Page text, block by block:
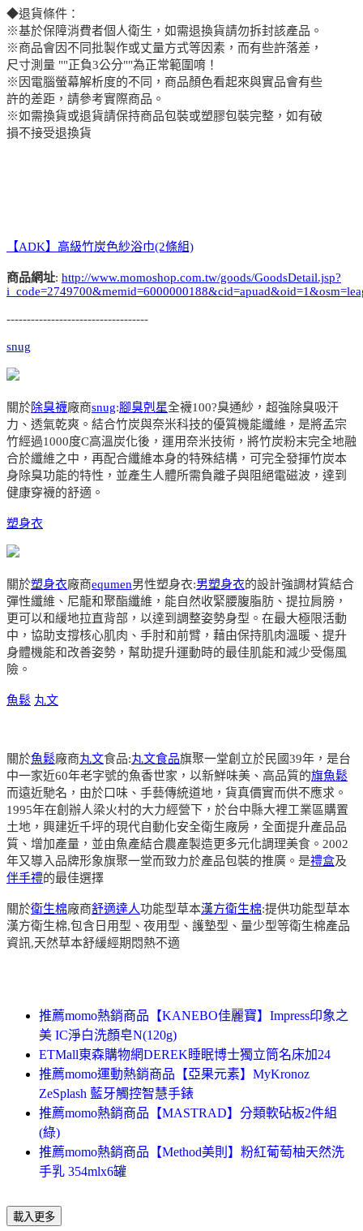
◆退貨條件：
※基於保障消費者個人衛生，如需退換貨請勿拆封該產品。
※商品會因不同批製作或丈量方式等因素，而有些許落差，
尺寸測量 ""正負3公分""為正常範圍唷！
※因電腦螢幕解析度的不同，商品顏色看起來與實品會有些
許的差距，請參考實際商品。
※如需換貨或退貨請保持商品包裝或塑膠包裝完整，如有破
損不接受退換貨
【ADK】高級竹炭色紗浴巾(2條組)
商品網址: http://www.momoshop.com.tw/goods/GoodsDetail.jsp?
-----------------------------------
snug
關於除臭襪廠商snug:腳臭剋星全襪100?臭通紗，超強除臭吸汗
力、透氣乾爽。結合竹炭與奈米科技的優質機能纖維，是將孟宗
竹經過1000度C高溫炭化後，運用奈米技術，將竹炭粉末完全地融
合於纖維之中，再配合纖維本身的特殊結構，可完全發揮竹炭本
身除臭功能的特性，並產生人體所需負離子與阻絕電磁波，達到
健康穿襪的舒適。
塑身衣
關於塑身衣廠商equmen男性塑身衣:男塑身衣的設計強調材質結合
彈性纖維、尼龍和聚酯纖維，能自然收緊腰腹脂肪、提拉肩膀，
更可以和緩地拉直背部，以達到調整姿勢身型。在最大極限活動
中，協助支撐核心肌肉、手肘和前臂，藉由保持肌肉溫暖、提升
身體機能和改善姿勢，幫助提升運動時的最佳肌能和減少受傷風
險。
魚鬆 丸文
關於魚鬆廠商丸文食品:丸文食品旗聚一堂創立於民國39年，是台
中一家近60年老字號的魚香世家，以新鮮味美、高品質的旗魚鬆
而遠近馳名，由於口味、手藝傳統道地，貨真價實而供不應求。
1995年在創辦人梁火村的大力經營下，於台中縣大裡工業區購置
土地，興建近千坪的現代自動化安全衛生廠房，全面提升產品品
質、增加產量，並由魚產結合農產製造更多元化調理美食。2002
年又導入品牌形象旗聚一堂而致力於產品包裝的推廣。是禮盒及
伴手禮的最佳選擇
關於衛生棉廠商舒適達人功能型草本漢方衛生棉:提供功能型草本
漢方衛生棉,包含日用型、夜用型、護墊型、量少型等衛生棉產品
資訊,天然草本舒緩經期悶熱不適
推薦momo熱銷商品【KANEBO佳麗寶】Impress印象之
美 IC淨白洗顏皂N(120g)
ETMall東森購物網DEREK睡眠博士獨立筒名床加24
推薦momo運動熱銷商品【亞果元素】MyKronoz
ZeSplash 藍牙觸控智慧手錶
推薦momo熱銷商品【MASTRAD】分類軟砧板2件組
(綠)
推薦momo熱銷商品【Method美則】粉紅葡萄柚天然洗
手乳 354mlx6罐
載入更多